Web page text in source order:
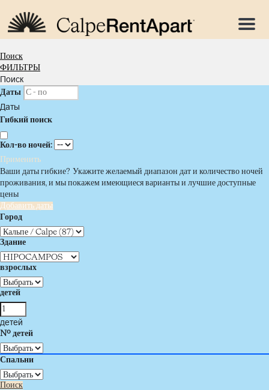
Меню
Поиск
ФИЛЬТРЫ
Поиск
Даты
Даты
Гибкий поиск
Кол-во ночей:
Применить
Ваши даты гибкие? Укажите желаемый диапазон дат и количество ночей
проживания, и мы покажем имеющиеся варианты и лучшие доступные
цены
Добавить даты
Город
Здание
взрослых
детей
детей
Nº детей
Спальни
Поиск